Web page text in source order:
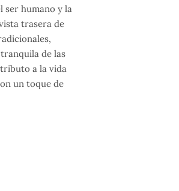
ser humano y la
trasera de
de las
a la vida
un toque de